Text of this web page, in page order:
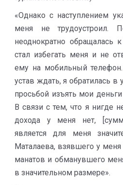
«Однако с наступлением
меня не трудоустроил.
неоднократно обращалась
стал избегать меня и не
ему на мобильный
устав ждать, я обратилась в
просьбой изъять мои
В связи с тем, что я нигде
дохода у меня нет,
является для меня
Маталаева, взявшего у
манатов и обманувшего
в значительном размере».